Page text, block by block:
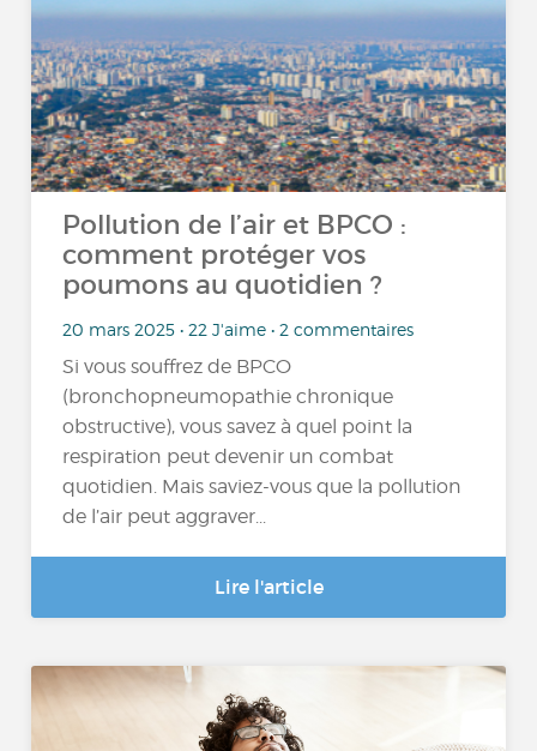
Pollution de l’air et BPCO :
comment protéger vos
poumons au quotidien ?
20 mars 2025 • 22 J'aime • 2 commentaires
Si vous souffrez de BPCO
(bronchopneumopathie chronique
obstructive), vous savez à quel point la
respiration peut devenir un combat
quotidien. Mais saviez-vous que la pollution
de l’air peut aggraver...
Lire l'article